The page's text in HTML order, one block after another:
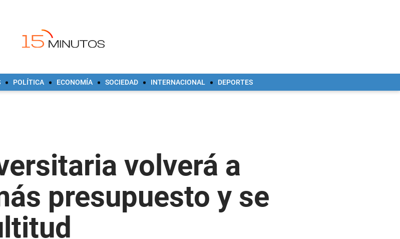
POLÍTICA ECONOMÍA SOCIEDAD INTERNACIONAL DEPORTES
volverá a
presupuesto y se